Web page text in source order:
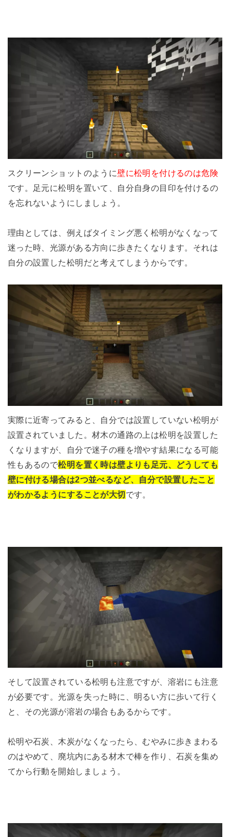
スクリーンショットのように壁に松明を付けるのは危険
です。足元に松明を置いて、自分自身の目印を付けるの
を忘れないようにしましょう。
理由としては、例えばタイミング悪く松明がなくなって
迷った時、光源がある方向に歩きたくなります。それは
自分の設置した松明だと考えてしまうからです。
実際に近寄ってみると、自分では設置していない松明が
設置されていました。材木の通路の上は松明を設置した
くなりますが、自分で迷子の種を増やす結果になる可能
性もあるので松明を置く時は壁よりも足元、どうしても
壁に付ける場合は2つ並べるなど、自分で設置したこと
がわかるようにすることが大切です。
そして設置されている松明も注意ですが、溶岩にも注意
が必要です。光源を失った時に、明るい方に歩いて行く
と、その光源が溶岩の場合もあるからです。
松明や石炭、木炭がなくなったら、むやみに歩きまわる
のはやめて、廃坑内にある材木で棒を作り、石炭を集め
てから行動を開始しましょう。